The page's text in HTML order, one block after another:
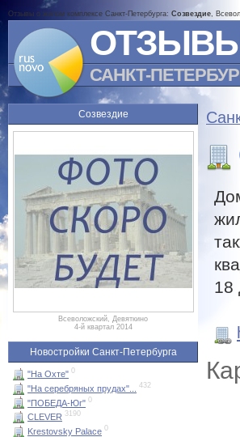
Отзывы о жилом комплексе Санкт-Петербурга: Созвездие,
САНКТ-
Созвездие
Всеволожский, Девяткино
4-й квартал 2014
Новостройки Санкт-Петербурга
"На Охте" 0
"На серебряных прудах"... 432
"ПОБЕДА-Юг" 0
CLEVER 3190
Krestovsky Palace 0
18